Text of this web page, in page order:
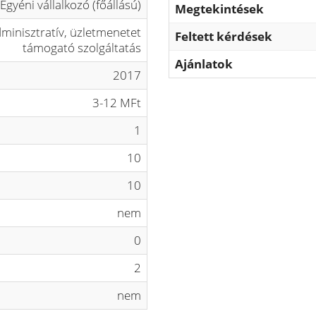
Egyéni vállalkozó (főállású)
üzletmenetet
támogató szolgáltatás
2017
3-12 MFt
1
10
10
nem
0
2
nem
Megtekintések
Feltett kérdések
Ajánlatok